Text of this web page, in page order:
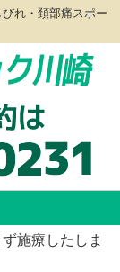
れ・頚部痛スポー
施療したしま